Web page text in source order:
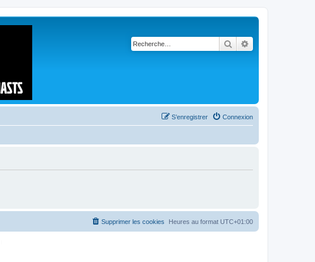
Rechercher
Connexion
S’enregistrer
Heures au format UTC+01:00
Supprimer les cookies